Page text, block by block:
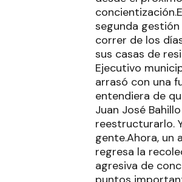
segunda
correr de los
sus casas de
Ejecutivo
arrasó con una
entendiera de
Juan José
reestructurarlo.
gente.Ahora, un
regresa la
agresiva de